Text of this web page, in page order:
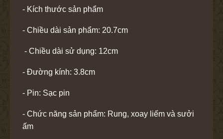
- Kích thước sản phẩm
- Chiều dài sản phẩm: 20.7cm
- Chiều dài sử dụng: 12cm
- Đường kính: 3.8cm
- Pin: Sạc pin
- Chức năng sản phẩm: Rung, xoay liếm và sưởi
ấm